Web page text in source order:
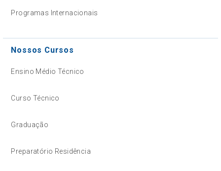
Programas Internacionais
Nossos Cursos
Ensino Médio Técnico
Curso Técnico
Graduação
Preparatório Residência